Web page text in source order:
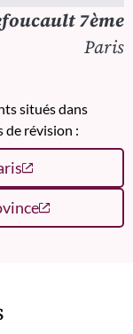
7ème
Paris
situés dans
de révision :